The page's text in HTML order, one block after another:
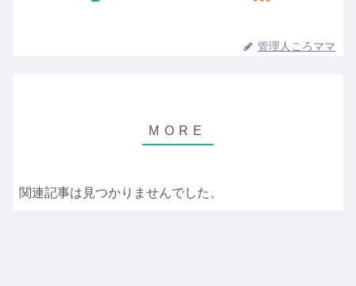
管理人ころママ
関連記事は見つかりませんでした。